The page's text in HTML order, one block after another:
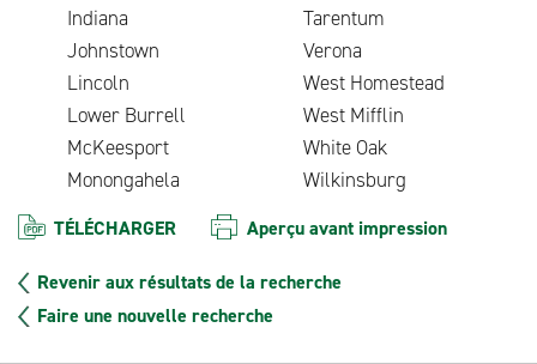
Indiana
Tarentum
Johnstown
Verona
Lincoln
West Homestead
Lower Burrell West Mifflin
McKeesport
White Oak
Monongahela
Wilkinsburg
TÉLÉCHARGER Aperçu avant impression
Revenir aux résultats de la recherche
Faire une nouvelle recherche